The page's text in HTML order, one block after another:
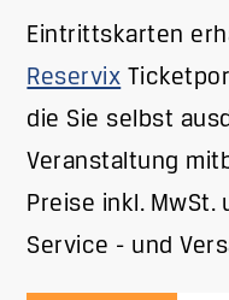
Eintrittskarten
Reservix
die Sie selbst
Veranstaltung
Preise inkl. MwSt.
Service - und